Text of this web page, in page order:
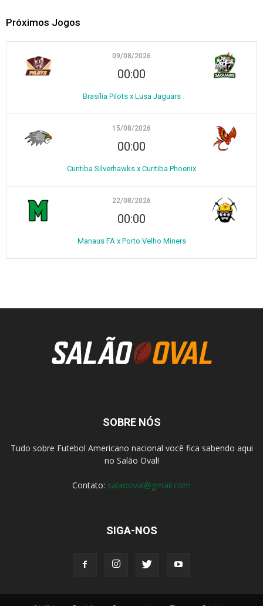
Próximos Jogos
09/08/2026
00:00
Brasília Pilots x Lusa Jaguars
15/08/2026
00:00
Curitiba Silverhawks x Curitiba Phoenix
22/08/2026
00:00
Manaus FA x Porto Velho Miners
SOBRE NÓS
Tudo sobre Futebol Americano nacional você fica sabendo aqui
no Salão Oval!
Contato: salaooval@gmail.com
SIGA-NOS